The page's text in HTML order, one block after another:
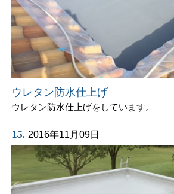
ウレタン防水仕上げ
ウレタン防水仕上げをしています。
15. 2016年11月09日